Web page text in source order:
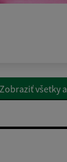
Zobraziť všetky